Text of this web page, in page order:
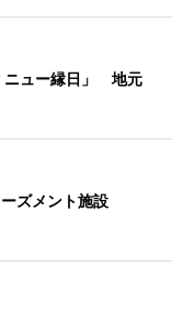
ニュー縁日」 地元
ズメント施設